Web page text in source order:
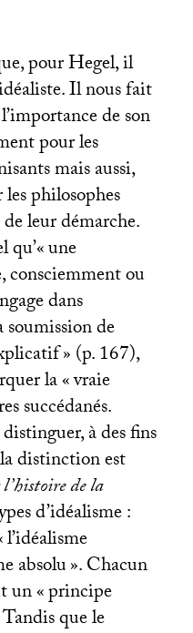
pour Hegel, il
Il nous fait
de son
pour les
mais aussi,
philosophes
leur démarche.
qu’«une
consciemment ou
dans
de
» (p. 167),
la «vraie
succédanés.
à des fins
distinction est
de la
d’idéalisme :
l’idéalisme
absolu». Chacun
un «principe
que le